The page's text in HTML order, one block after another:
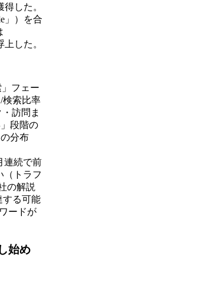
した。
」）を合
した。
フェー
検索比率
訪問ま
段階の
分布
連続で前
（トラフ
の解説
する可能
ードが
始め